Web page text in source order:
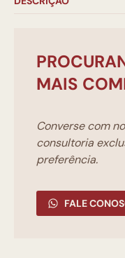
MAIS
Converse com
consultoria
preferência.
FALE